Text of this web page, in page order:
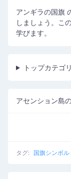
アンギラの国旗
しましょう。こ
学びます。
トップカテゴ
アセンション島
タグ: 国旗シンボル